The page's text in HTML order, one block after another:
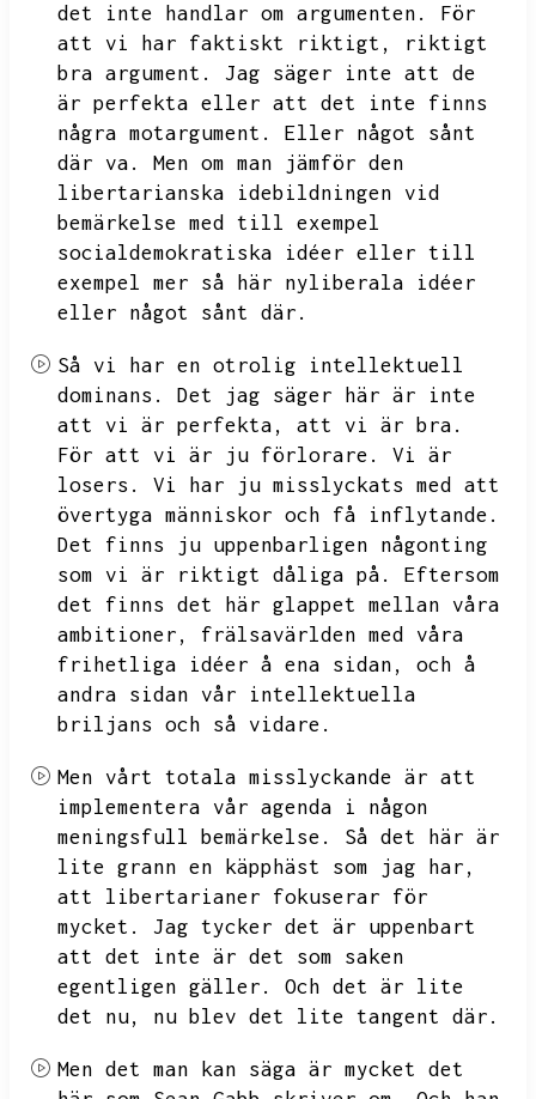
det inte handlar om argumenten.
För
att vi har faktiskt riktigt,
riktigt
bra argument.
Jag säger inte att de
är perfekta eller att det inte finns
några motargument.
Eller något sånt
där va.
Men om man jämför den
libertarianska idebildningen vid
bemärkelse med till exempel
socialdemokratiska idéer eller till
exempel mer så här nyliberala idéer
eller något sånt där.
Så vi har en otrolig intellektuell
dominans.
Det jag säger här är inte
att vi är perfekta,
att vi är bra.
För att vi är ju förlorare.
Vi är
losers.
Vi har ju misslyckats med att
övertyga människor och få inflytande.
Det finns ju uppenbarligen någonting
som vi är riktigt dåliga på.
Eftersom
det finns det här glappet mellan våra
ambitioner,
frälsavärlden med våra
frihetliga idéer å ena sidan,
och å
andra sidan vår intellektuella
briljans och så vidare.
Men vårt totala misslyckande är att
implementera vår agenda i någon
meningsfull bemärkelse.
Så det här är
lite grann en käpphäst som jag har,
att libertarianer fokuserar för
mycket.
Jag tycker det är uppenbart
att det inte är det som saken
egentligen gäller.
Och det är lite
det nu,
nu blev det lite tangent där.
Men det man kan säga är mycket det